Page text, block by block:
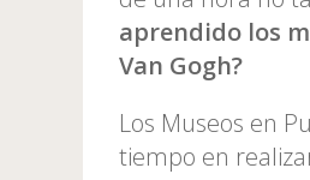
aprendido los
Van Gogh?
Los Museos en
tiempo en